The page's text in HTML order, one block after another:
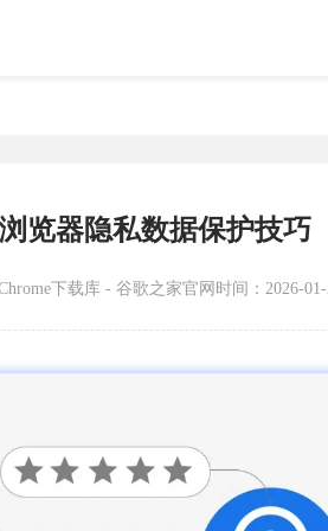
览器隐私数据保护技巧
下载库 - 谷歌之家官网 时间：2026-